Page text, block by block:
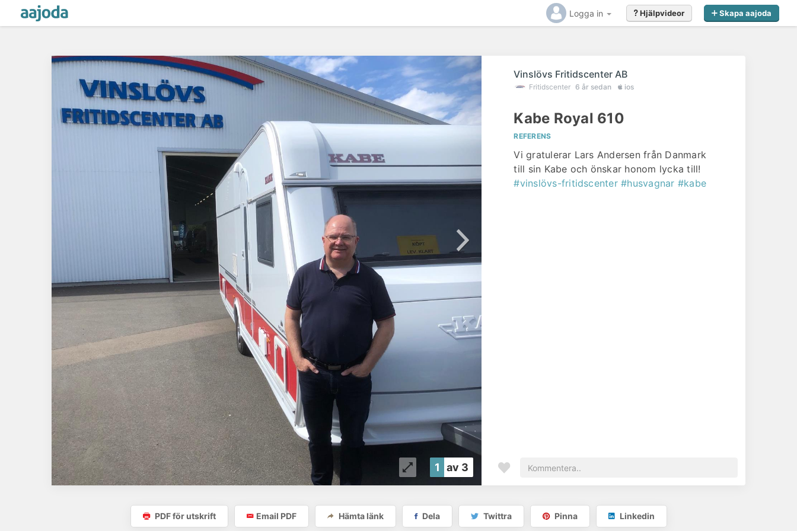
Logga in Skapa aajoda
Hjälpvideor
1 av 3
Vinslövs Fritidscenter AB
Fritidscenter 6 år sedan ios
Kabe Royal 610
REFERENS
Vi gratulerar Lars Andersen från Danmark
till sin Kabe och önskar honom lycka till!
#vinslövs-fritidscenter #husvagnar #kabe
PDF för utskrift Email PDF Hämta länk Dela Twittra Pinna Linkedin